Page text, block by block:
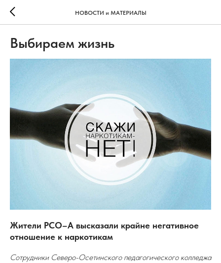
НОВОСТИ и МАТЕРИАЛЫ
Выбираем жизнь
Жители РСО–А высказали крайне негативное
отношение к наркотикам
Сотрудники Северо-Осетинского педагогического колледжа